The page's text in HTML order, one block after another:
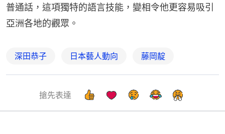
普通話，這項獨特的語言技能，變相令他更容易吸引
亞洲各地的觀眾。
深田恭子 日本藝人動向 藤岡靛
搶先表達